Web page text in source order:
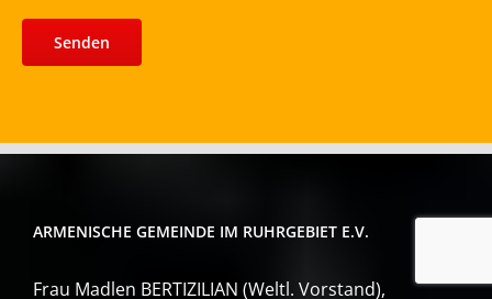
ARMENISCHE GEMEINDE IM RUHRGEBIET E.V.
Frau Madlen BERTIZILIAN (Weltl. Vorstand),